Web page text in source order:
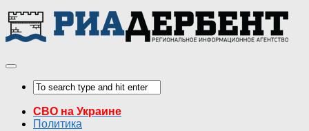
СВО на Украине
Политика